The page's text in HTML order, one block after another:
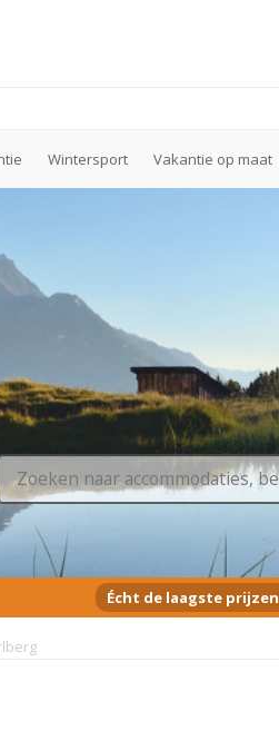
Wintersport Vakantie op maat
Écht de laagste prijzen